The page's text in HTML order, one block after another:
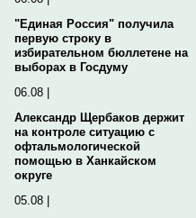
"Единая Россия" получила
первую строку в
избирательном бюллетене на
выборах в Госдуму
06.08 |
Александр Щербаков держит
на контроле ситуацию с
офтальмологической
помощью в Ханкайском
округе
05.08 |